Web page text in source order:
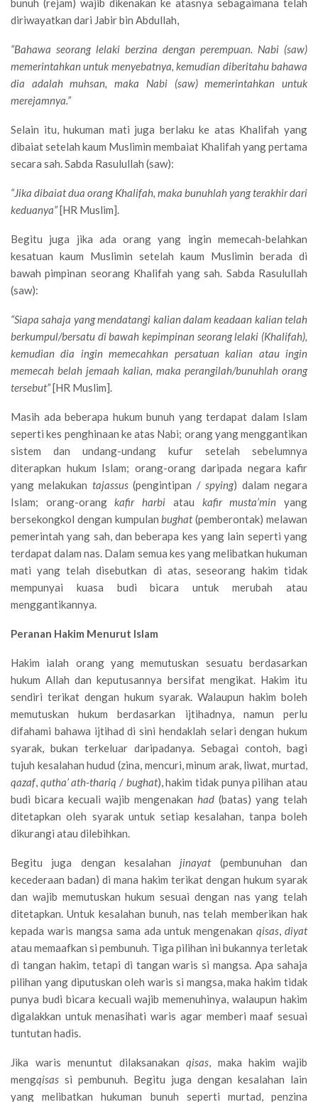
bunuh (rejam) wajib dikenakan ke atasnya sebagaimana telah
diriwayatkan dari Jabir bin Abdullah,
“Bahawa seorang lelaki berzina dengan perempuan. Nabi (saw)
memerintahkan untuk menyebatnya, kemudian diberitahu bahawa
dia adalah muhsan, maka Nabi (saw) memerintahkan untuk
merejamnya.”
Selain itu, hukuman mati juga berlaku ke atas Khalifah yang
dibaiat setelah kaum Muslimin membaiat Khalifah yang pertama
secara sah. Sabda Rasulullah (saw):
“Jika dibaiat dua orang Khalifah, maka bunuhlah yang terakhir dari
keduanya”[HR Muslim].
Begitu juga jika ada orang yang ingin memecah-belahkan
kesatuan kaum Muslimin setelah kaum Muslimin berada di
bawah pimpinan seorang Khalifah yang sah. Sabda Rasulullah
(saw):
“Siapa sahaja yang mendatangi kalian dalam keadaan kalian telah
berkumpul/bersatu di bawah kepimpinan seorang lelaki (Khalifah),
kemudian dia ingin memecahkan persatuan kalian atau ingin
memecah belah jemaah kalian, maka perangilah/bunuhlah orang
tersebut”[HR Muslim].
Masih ada beberapa hukum bunuh yang terdapat dalam Islam
seperti kes penghinaan ke atas Nabi; orang yang menggantikan
sistem dan undang-undang kufur setelah sebelumnya
diterapkan hukum Islam; orang-orang daripada negara kafir
yang melakukan tajassus(pengintipan /spying) dalam negara
Islam; orang-orangkafir harbi atau kafir musta’min yang
bersekongkol dengan kumpulanbughat(pemberontak) melawan
pemerintah yang sah, dan beberapa kes yang lain seperti yang
terdapat dalam nas. Dalam semua kes yang melibatkan hukuman
mati yang telah disebutkan di atas, seseorang hakim tidak
mempunyai kuasa budi bicara untuk merubah atau
menggantikannya.
Peranan Hakim Menurut Islam
Hakim ialah orang yang memutuskan sesuatu berdasarkan
hukum Allah dan keputusannya bersifat mengikat. Hakim itu
sendiri terikat dengan hukum syarak. Walaupun hakim boleh
memutuskan hukum berdasarkan ijtihadnya, namun perlu
difahami bahawa ijtihad di sini hendaklah selari dengan hukum
syarak, bukan terkeluar daripadanya. Sebagai contoh, bagi
tujuh kesalahan hudud (zina, mencuri, minum arak, liwat, murtad,
qazaf, qutha’ ath-thariq / bughat), hakim tidak punya pilihan atau
budi bicara kecuali wajib mengenakan had (batas) yang telah
ditetapkan oleh syarak untuk setiap kesalahan, tanpa boleh
dikurangi atau dilebihkan.
Begitu juga dengan kesalahan jinayat(pembunuhan dan
kecederaan badan) di mana hakim terikat dengan hukum syarak
dan wajib memutuskan hukum sesuai dengan nas yang telah
ditetapkan. Untuk kesalahan bunuh, nas telah memberikan hak
kepada waris mangsa sama ada untuk mengenakanqisas, diyat
atau memaafkan si pembunuh. Tiga pilihan ini bukannya terletak
di tangan hakim, tetapi di tangan waris si mangsa. Apa sahaja
pilihan yang diputuskan oleh waris si mangsa, maka hakim tidak
punya budi bicara kecuali wajib memenuhinya, walaupun hakim
digalakkan untuk menasihati waris agar memberi maaf sesuai
tuntutan hadis.
Jika waris menuntut dilaksanakanqisas, maka hakim wajib
mengqisas si pembunuh. Begitu juga dengan kesalahan lain
yang melibatkan hukuman bunuh seperti murtad, penzina